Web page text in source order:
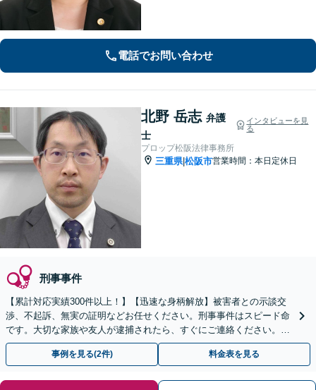
電話でお問い合わせ
北野 岳志 弁護
士
インタビューを見
る
プロップ松阪法律事務所
三重県|松阪市営業時間：本日定休日
刑事事件
【累計対応実績300件以上！】【迅速な身柄解放】被害者との示談交
渉、不起訴、無実の証明などお任せください。刑事事件はスピード命
です。大切な家族や友人が逮捕されたら、すぐにご連絡ください。
【初回相談無料】【電話相談可】【休日面談可】
事例を見る(2件) 料金表を見る